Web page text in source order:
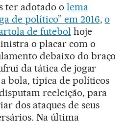
ter adotado o lema
de político” em 2016,o
de futebol hoje
o placar com o
debaixo do braço
da tática de jogar
bola, típica de políticos
reeleição, para
dos ataques de seus
Na última